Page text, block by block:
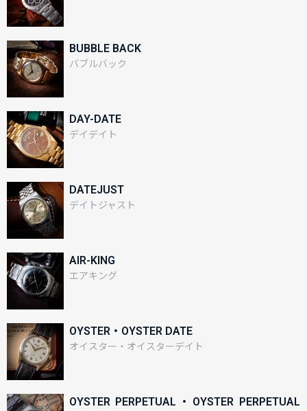
BUBBLE BACK
バブルバック
DAY-DATE
デイデイト
DATEJUST
デイトジャスト
AIR-KING
エアキング
OYSTER・OYSTER DATE
オイスター・オイスターデイト
OYSTER PERPETUAL・OYSTER PERPETUAL